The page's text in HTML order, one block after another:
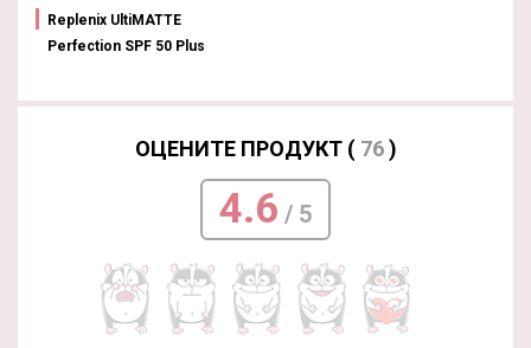
Replenix UltiMATTE
Perfection SPF 50 Plus
ОЦЕНИТЕ ПРОДУКТ ( 76)
4.6 / 5